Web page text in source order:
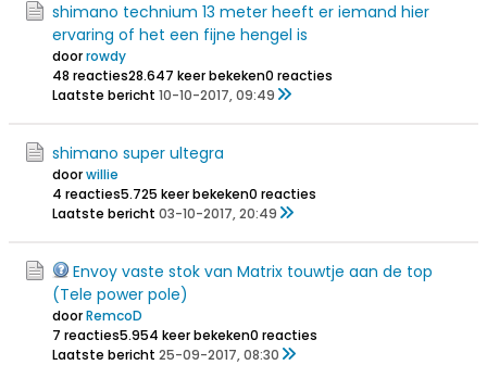
shimano technium 13 meter heeft er iemand hier
ervaring of het een fijne hengel is
doorrowdy
48 reacties28.647 keer bekeken0 reacties
Laatste bericht 10-10-2017, 09:49
shimano super ultegra
doorwillie
4 reacties5.725 keer bekeken0 reacties
Laatste bericht 03-10-2017, 20:49
Envoy vaste stok van Matrix touwtje aan de top
(Tele power pole)
doorRemcoD
7 reacties5.954 keer bekeken0 reacties
Laatste bericht 25-09-2017, 08:30